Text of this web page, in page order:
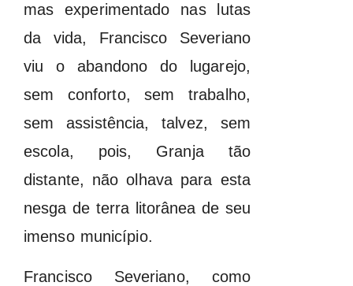
mas experimentado nas lutas
da vida, Francisco Severiano
viu o abandono do lugarejo,
sem conforto, sem trabalho,
sem assistência, talvez, sem
escola, pois, Granja tão
distante, não olhava para esta
nesga de terra litorânea de seu
imenso município.
Francisco Severiano, como